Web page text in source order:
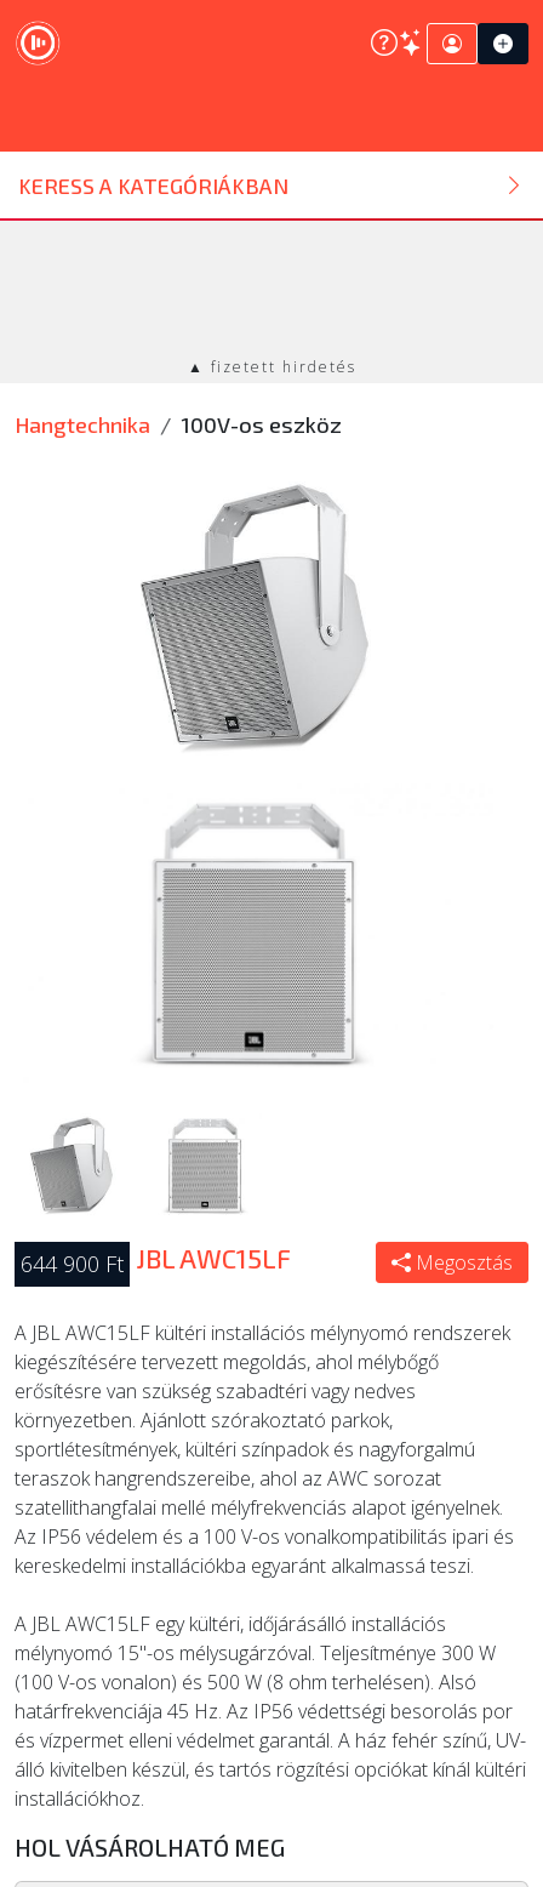
KERESS A KATEGÓRIÁKBAN
DJ ESZKÖZ
HANGTECHNIKA
EGYÉB
ÚJ TERMÉKEK
▲ fizetett hirdetés
Hangtechnika 100V-os eszköz
644 900 Ft JBL AWC15LF Megosztás
A JBL AWC15LF kültéri installációs mélynyomó rendszerek
kiegészítésére tervezett megoldás, ahol mélybőgő
erősítésre van szükség szabadtéri vagy nedves
környezetben. Ajánlott szórakoztató parkok,
sportlétesítmények, kültéri színpadok és nagyforgalmú
teraszok hangrendszereibe, ahol az AWC sorozat
szatellithangfalai mellé mélyfrekvenciás alapot igényelnek.
Az IP56 védelem és a 100 V-os vonalkompatibilitás ipari és
kereskedelmi installációkba egyaránt alkalmassá teszi.
A JBL AWC15LF egy kültéri, időjárásálló installációs
mélynyomó 15"-os mélysugárzóval. Teljesítménye 300 W
(100 V-os vonalon) és 500 W (8 ohm terhelésen). Alsó
határfrekvenciája 45 Hz. Az IP56 védettségi besorolás por
és vízpermet elleni védelmet garantál. A ház fehér színű, UV-
álló kivitelben készül, és tartós rögzítési opciókat kínál kültéri
installációkhoz.
HOL VÁSÁROLHATÓ MEG